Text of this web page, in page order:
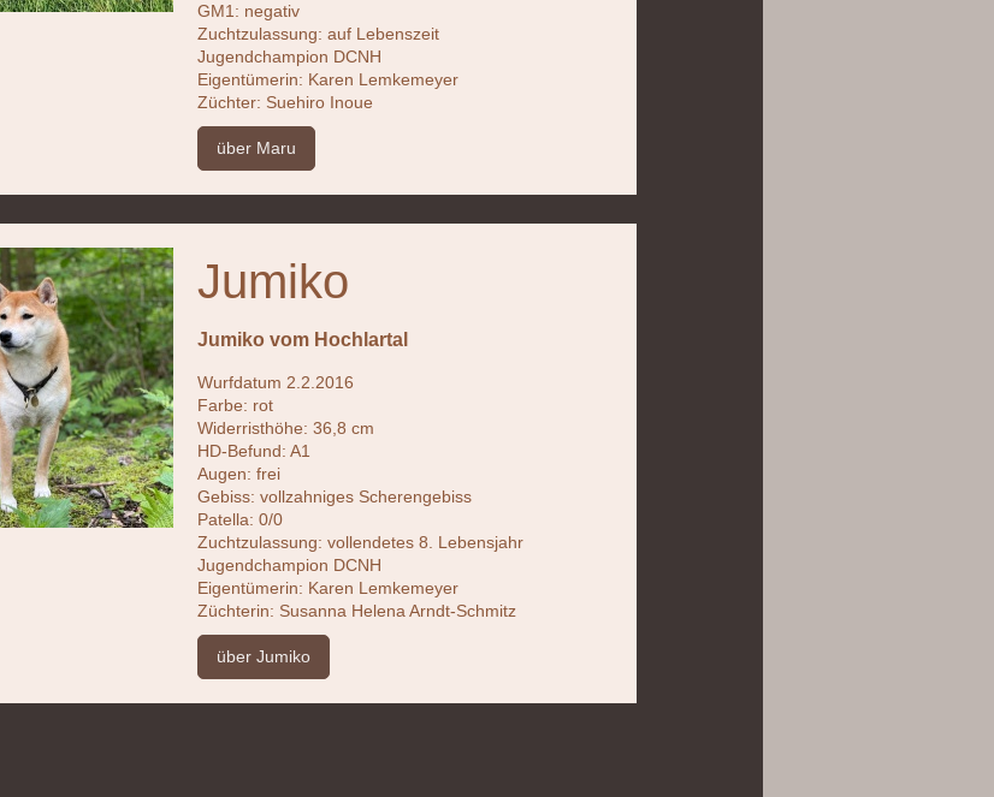
GM1: negativ
Zuchtzulassung: auf Lebenszeit
Jugendchampion DCNH
Eigentümerin: Karen Lemkemeyer
Züchter: Suehiro Inoue
über Maru
Jumiko
Jumiko vom Hochlartal
Wurfdatum 2.2.2016
Farbe: rot
Widerristhöhe: 36,8 cm
HD-Befund: A1
Augen: frei
Gebiss: vollzahniges Scherengebiss
Patella: 0/0
Zuchtzulassung: vollendetes 8. Lebensjahr
Jugendchampion DCNH
Eigentümerin: Karen Lemkemeyer
Züchterin: Susanna Helena Arndt-Schmitz
über Jumiko